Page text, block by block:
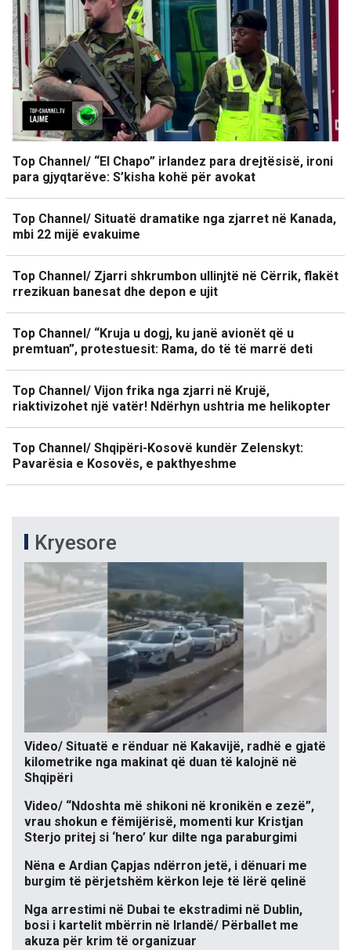
Top Channel/ “El Chapo” irlandez para drejtësisë, ironi
para gjyqtarëve: S’kisha kohë për avokat
Top Channel/ Situatë dramatike nga zjarret në Kanada,
mbi 22 mijë evakuime
Top Channel/ Zjarri shkrumbon ullinjtë në Cërrik, flakët
rrezikuan banesat dhe depon e ujit
Top Channel/ “Kruja u dogj, ku janë avionët që u
premtuan”, protestuesit: Rama, do të të marrë deti
Top Channel/ Vijon frika nga zjarri në Krujë,
riaktivizohet një vatër! Ndërhyn ushtria me helikopter
Top Channel/ Shqipëri-Kosovë kundër Zelenskyt:
Pavarësia e Kosovës, e pakthyeshme
Kryesore
Video/ Situatë e rënduar në Kakavijë, radhë e gjatë
kilometrike nga makinat që duan të kalojnë në
Shqipëri
Video/ “Ndoshta më shikoni në kronikën e zezë”,
vrau shokun e fëmijërisë, momenti kur Kristjan
Sterjo pritej si ‘hero’ kur dilte nga paraburgimi
Nëna e Ardian Çapjas ndërron jetë, i dënuari me
burgim të përjetshëm kërkon leje të lërë qelinë
Nga arrestimi në Dubai te ekstradimi në Dublin,
bosi i kartelit mbërrin në Irlandë/ Përballet me
akuza për krim të organizuar